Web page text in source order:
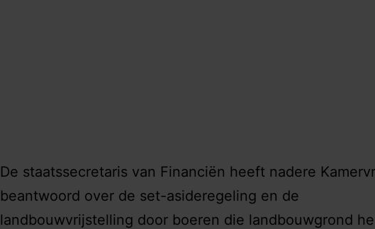
De staatssecretaris van Financiën heeft nadere
beantwoord over de set-asideregeling en de
landbouwvrijstelling door boeren die landbouwgrond